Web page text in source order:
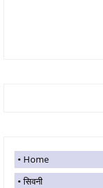
Home
सिवनी